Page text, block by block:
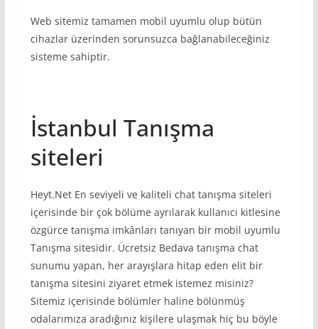
Web sitemiz tamamen mobil uyumlu olup bütün
cihazlar üzerinden sorunsuzca bağlanabileceğiniz
sisteme sahiptir.
İstanbul Tanışma
siteleri
Heyt.Net En seviyeli ve kaliteli chat tanışma siteleri
içerisinde bir çok bölüme ayrılarak kullanıcı kitlesine
özgürce tanışma imkânları tanıyan bir mobil uyumlu
Tanışma sitesidir. Ücretsiz Bedava tanışma chat
sunumu yapan, her arayışlara hitap eden elit bir
tanışma sitesini ziyaret etmek istemez misiniz?
Sitemiz içerisinde bölümler haline bölünmüş
odalarımıza aradığınız kişilere ulaşmak hiç bu böyle